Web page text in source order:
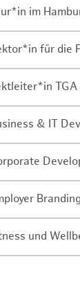
im
für die
& IT
und